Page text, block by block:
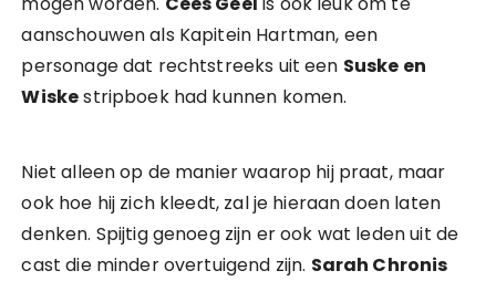
aanschouwen als Kapitein Hartman, een
personage dat rechtstreeks uit een Suske en
Wiskestripboek had kunnen komen.
Niet alleen op de manier waarop hij praat, maar
ook hoe hij zich kleedt, zal je hieraan doen laten
denken. Spijtig genoeg zijn er ook wat leden uit de
cast die minder overtuigend zijn. Sarah Chronis